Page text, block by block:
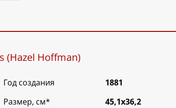
(Hazel Hoffman)
Год создания
1881
Размер, см*
45,1х36,2